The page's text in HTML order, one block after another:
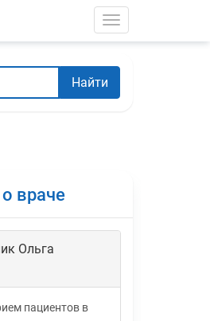
Toggle
Найти
враче
Ольга
пациентов в